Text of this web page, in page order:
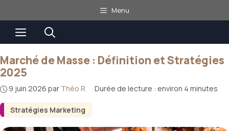
au
contenu
Menu
Menu
Stratégies Marketing
Marché de Masse : Définition et Stratégies
2025
9 juin 2026 par Théo R. · Durée de lecture : environ 4 minutes